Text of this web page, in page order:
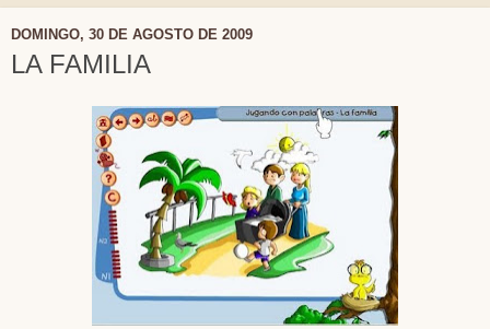
DOMINGO, 30 DE AGOSTO DE 2009
LA FAMILIA